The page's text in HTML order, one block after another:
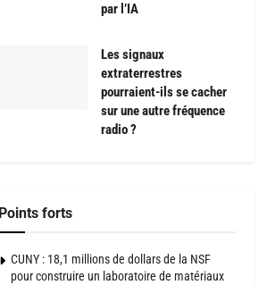
par l’IA
Les signaux
extraterrestres
pourraient-ils se cacher
sur une autre fréquence
radio ?
Points forts
CUNY : 18,1 millions de dollars de la NSF
pour construire un laboratoire de matériaux